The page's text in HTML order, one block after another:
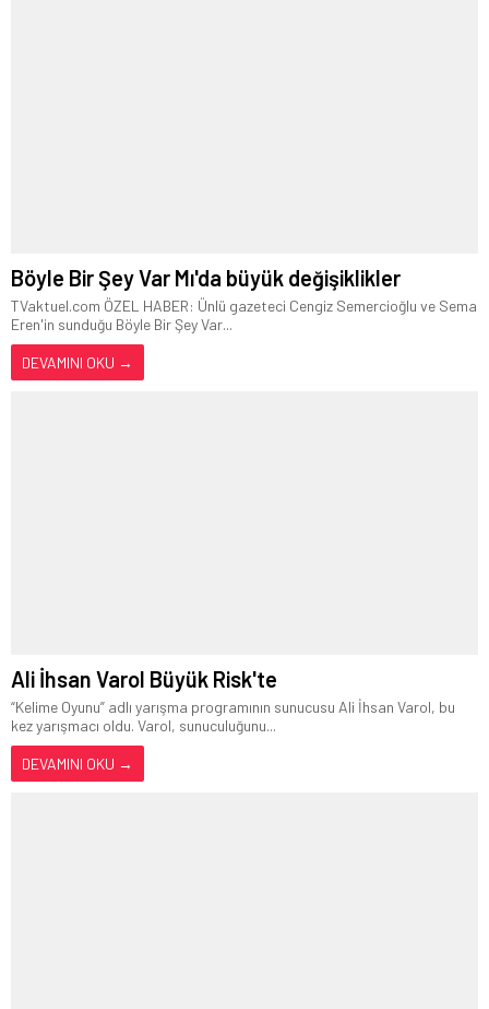
Böyle Bir Şey Var Mı'da büyük değişiklikler
TVaktuel.com ÖZEL HABER: Ünlü gazeteci Cengiz Semercioğlu ve Sema
Eren'in sunduğu Böyle Bir Şey Var...
DEVAMINI OKU →
Ali İhsan Varol Büyük Risk'te
“Kelime Oyunu” adlı yarışma programının sunucusu Ali İhsan Varol, bu
kez yarışmacı oldu. Varol, sunuculuğunu...
DEVAMINI OKU →